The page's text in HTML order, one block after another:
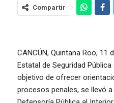
Compartir
CANCÚN, Quintana Roo,
Estatal de Seguridad
objetivo de ofrecer
procesos penales, se llevó